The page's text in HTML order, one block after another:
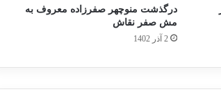
درگذشت منوچهر صفرزاده معروف به
مش صفر نقاش
2 آذر 1402